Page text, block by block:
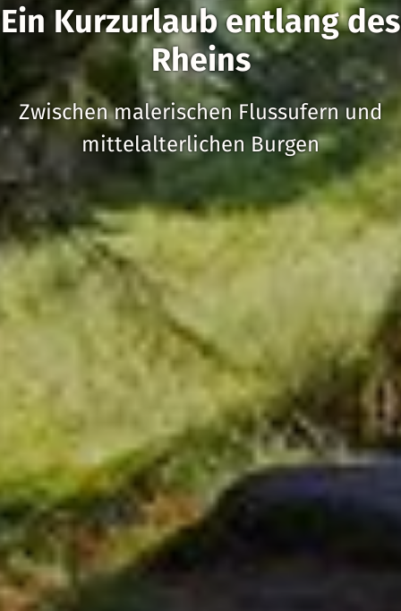
Ein Kurzurlaub entlang des
Rheins
Zwischen malerischen Flussufern und
mittelalterlichen Burgen